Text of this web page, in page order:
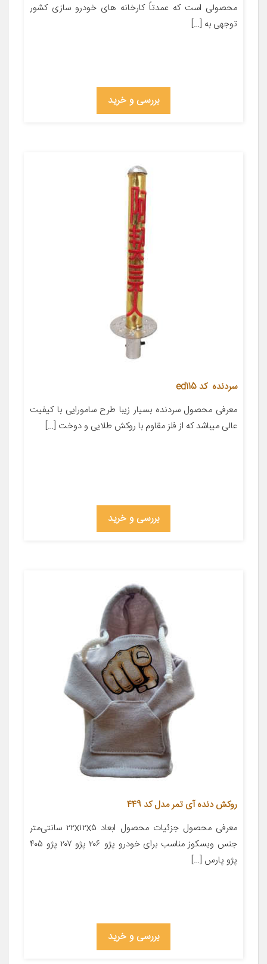
محصولی است که عمدتاً کارخانه های خودرو سازی کشور
توجهی به […]
بررسی و خرید
سردنده کد ed115
معرفی محصول سردنده بسیار زیبا طرح سامورایی با کیفیت
عالی میباشد که از فلز مقاوم با روکش طلایی و دوخت […]
بررسی و خرید
روکش دنده آی تمر مدل کد 449
معرفی محصول جزئیات محصول ابعاد ۲۲x۱۲x۵ سانتی‌متر
جنس ویسکوز مناسب برای خودرو پژو ۲۰۶ پژو ۲۰۷ پژو ۴۰۵
پژو پارس […]
بررسی و خرید